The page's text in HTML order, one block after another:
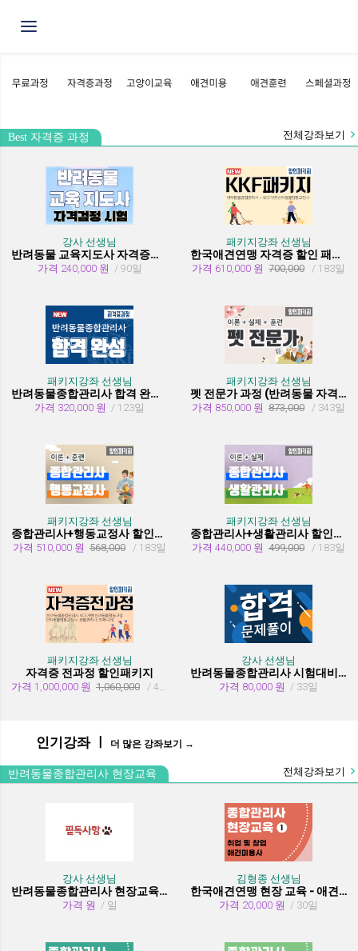
Toggle navigation
Best 자격증 과정 전체강좌보기
강사 선생님
반려동물 교육지도사 자격증과정
가격 240,000 원 / 90일
패키지강좌 선생님
한국애견연맹 자격증 할인 패키지 과정 (종합관리사 + 행동교정사)
가격 610,000 원 700,000 / 183일
패키지강좌 선생님
반려동물종합관리사 합격 완성 패키지
가격 320,000 원 / 123일
패키지강좌 선생님
펫 전문가 과정 (반려동물 자격증 취득과정)
가격 850,000 원 873,000 / 343일
패키지강좌 선생님
종합관리사+행동교정사 할인패키지과정
가격 510,000 원 568,000 / 183일
패키지강좌 선생님
종합관리사+생활관리사 할인패키지과정
가격 440,000 원 499,000 / 183일
패키지강좌 선생님
자격증 전과정 할인패키지
가격 1,000,000 원 1,060,000 / 455일
강사 선생님
반려동물종합관리사 시험대비 유형문제 풀이
가격 80,000 원 / 33일
인기강좌 ㅣ 더 많은 강좌보기 →
반려동물종합관리사 현장교육 전체강좌보기
강사 선생님
반려동물종합관리사 현장교육 수강시 필독사항
가격 원 / 일
김형종 선생님
한국애견연맹 현장 교육 - 애견미용사 취업 및 창업
가격 20,000 원 / 30일